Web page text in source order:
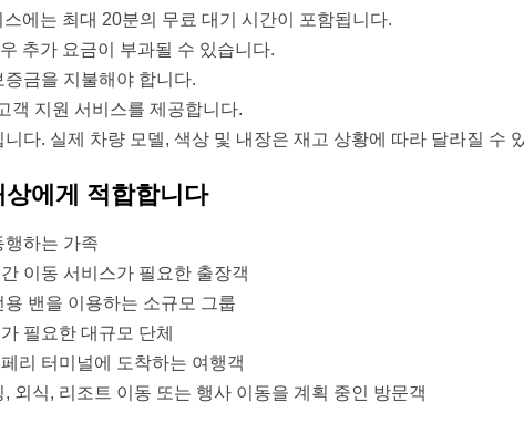
에는 최대 20분의 무료 대기 시간이 포함됩니다.
추가 요금이 부과될 수 있습니다.
금을 지불해야 합니다.
객 지원 서비스를 제공합니다.
다. 실제 차량 모델, 색상 및 내장은 재고 상황에 따라 달라질 수
에게 적합합니다
행하는 가족
이동 서비스가 필요한 출장객
용 밴을 이용하는 소규모 그룹
필요한 대규모 단체
리 터미널에 도착하는 여행객
외식, 리조트 이동 또는 행사 이동을 계획 중인 방문객